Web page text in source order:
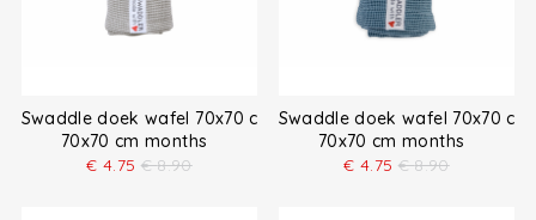
Swaddle doek wafel 70x70 cm
70x70 cm months
€ 4.75 € 8.90
Swaddle doek wafel 70x70 cm
70x70 cm months
€ 4.75 € 8.90